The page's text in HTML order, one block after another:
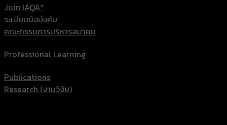
Join IAQA*
ระเบียบข้อบังคับ
คณะกรรมการบริหารสมาคม
Professional Learning
Publications
Research (งานวิจัย)